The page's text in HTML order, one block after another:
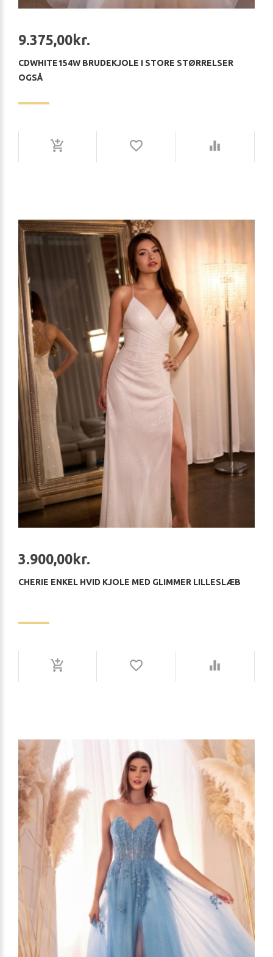
9.375,00kr.
CDWHITE154W BRUDEKJOLE I STORE STØRRELSER
OGSÅ
3.900,00kr.
CHERIE ENKEL HVID KJOLE MED GLIMMER LILLESLÆB